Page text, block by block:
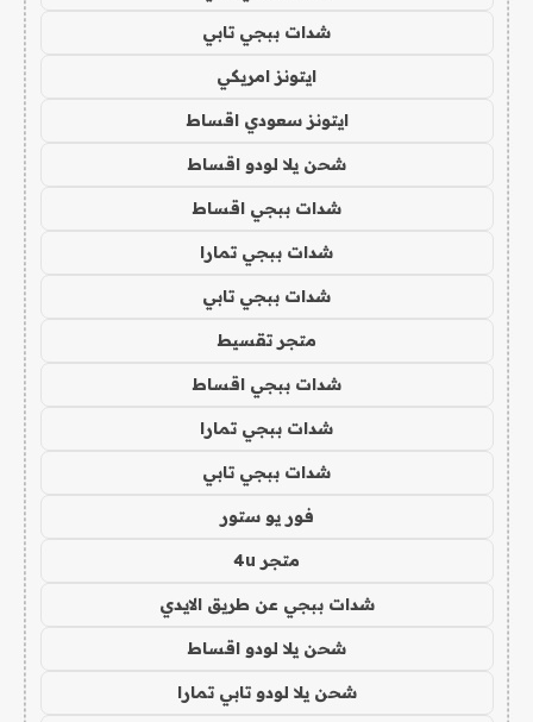
شدات ببجي تابي
ايتونز امريكي
ايتونز سعودي اقساط
شحن يلا لودو اقساط
شدات ببجي اقساط
شدات ببجي تمارا
شدات ببجي تابي
متجر تقسيط
شدات ببجي اقساط
شدات ببجي تمارا
شدات ببجي تابي
فور يو ستور
متجر 4u
شدات ببجي عن طريق الايدي
شحن يلا لودو اقساط
شحن يلا لودو تابي تمارا